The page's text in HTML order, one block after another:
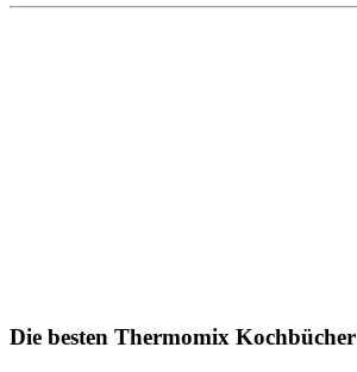
Die besten Thermomix Kochbücher